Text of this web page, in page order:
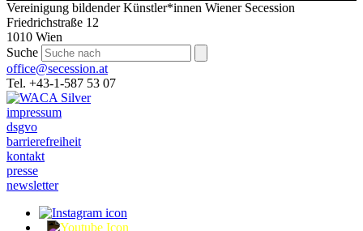
Vereinigung bildender Künstler*innen Wiener Secession
Friedrichstraße 12
1010 Wien
Suche
office@secession.at
Tel. +43-1-587 53 07
impressum
dsgvo
barrierefreiheit
kontakt
presse
newsletter